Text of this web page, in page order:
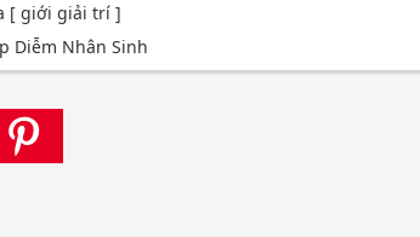
[ giới giải trí ]
Diễm Nhân Sinh